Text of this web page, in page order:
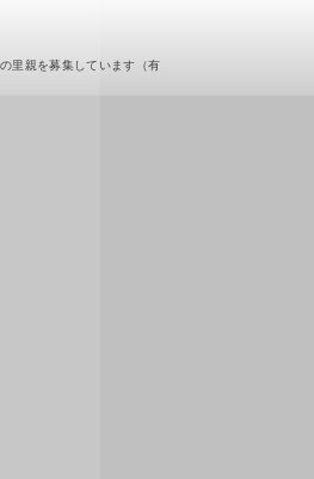
里親を募集しています（有